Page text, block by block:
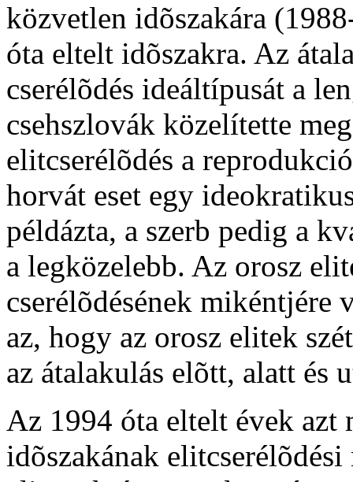
közvetlen idõszakára
óta eltelt idõszakra. Az
cserélõdés ideáltípusát a
csehszlovák közelítette
elitcserélõdés a
horvát eset egy
példázta, a szerb pedig a
a legközelebb. Az orosz
cserélõdésének mikéntjére
az, hogy az orosz elitek
az átalakulás elõtt, alatt és
Az 1994 óta eltelt évek azt
idõszakának